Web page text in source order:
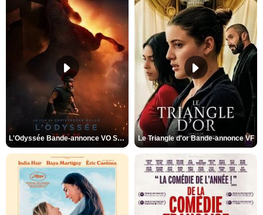
L'Odyssée Bande-annonce VO STFR Le Triangle d'or Bande-annonce VF